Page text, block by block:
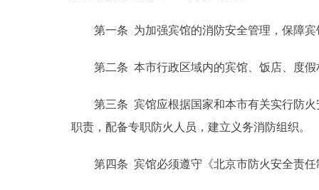
中介服务
政民互动
第一条 为加强宾馆的消防安全管理，保障宾
第二条 本市行政区域内的宾馆、饭店、度假
第三条 宾馆应根据国家和本市有关实行防火
职责，配备专职防火人员，建立义务消防组织。
第四条 宾馆必须遵守《北京市防火安全责任